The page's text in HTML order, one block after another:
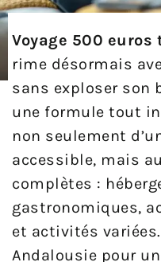
Voyage 500
rime désormais
sans exploser son
une formule tout
non seulement
accessible, mais
complètes :
gastronomiques,
et activités
Andalousie pour